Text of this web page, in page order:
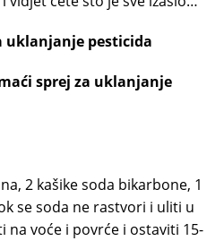
uklanjanje pesticida
sprej za uklanjanje
2 kašike soda bikarbone, 1
se soda ne rastvori i uliti u
na voće i povrće i ostaviti 15-